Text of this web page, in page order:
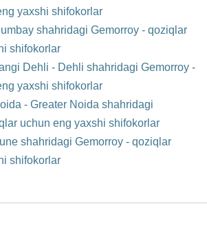
yaxshi shifokorlar
shahridagi Gemorroy - qoziqlar
shifokorlar
Dehli - Dehli shahridagi Gemorroy -
yaxshi shifokorlar
- Greater Noida shahridagi
uchun eng yaxshi shifokorlar
shahridagi Gemorroy - qoziqlar
shifokorlar